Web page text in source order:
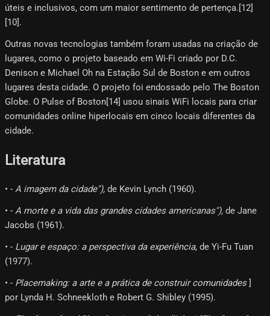
úteis e inclusivos, com um maior sentimento de pertença.[12]​
[10]​.
Outras novas tecnologias também foram usadas na criação de
lugares, como o projeto baseado em Wi-Fi criado por D.C.
Denison e Michael Oh na Estação Sul de Boston e em outros
lugares desta cidade. O projeto foi endossado pelo The Boston
Globe. O Pulse of Boston[14]​ usou sinais WiFi locais para criar
comunidades online hiperlocais em cinco locais diferentes da
cidade.
Literatura
• - A imagem da cidade"), de Kevin Lynch (1960).
• - A morte e a vida das grandes cidades americanas"), de Jane
Jacobs (1961).
• - Lugar e espaço: a perspectiva da experiência, de Yi-Fu Tuan
(1977).
• - Placemaking: a arte e a prática de construir comunidades]
por Lynda H. Schneekloth e Robert G. Shibley (1995).